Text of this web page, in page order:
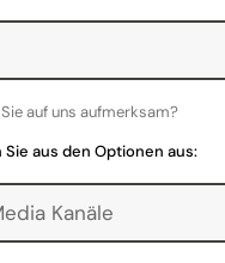
auf uns aufmerksam?
Sie aus den Optionen aus: